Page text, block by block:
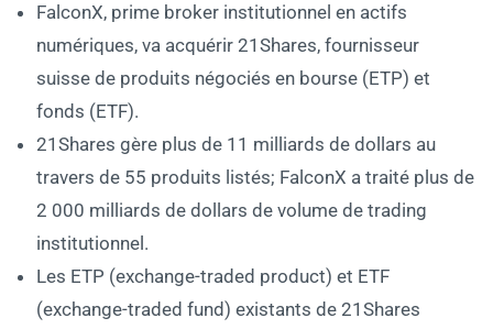
FalconX, prime broker institutionnel en actifs
numériques, va acquérir 21Shares, fournisseur
suisse de produits négociés en bourse (ETP) et
fonds (ETF).
21Shares gère plus de 11 milliards de dollars au
travers de 55 produits listés; FalconX a traité plus de
2 000 milliards de dollars de volume de trading
institutionnel.
Les ETP (exchange-traded product) et ETF
(exchange-traded fund) existants de 21Shares